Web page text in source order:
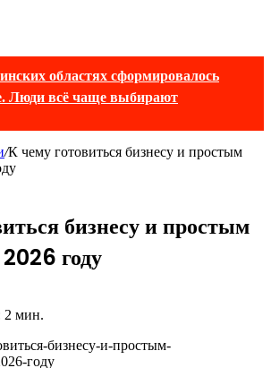
областях сформировалось
Люди всё чаще выбирают
/К чему готовиться бизнесу и простым
бизнесу и простым
году
2 мин.